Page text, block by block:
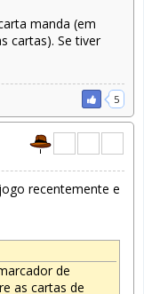
manda (em
cartas). Se tiver
5
recentemente e
de
as cartas de